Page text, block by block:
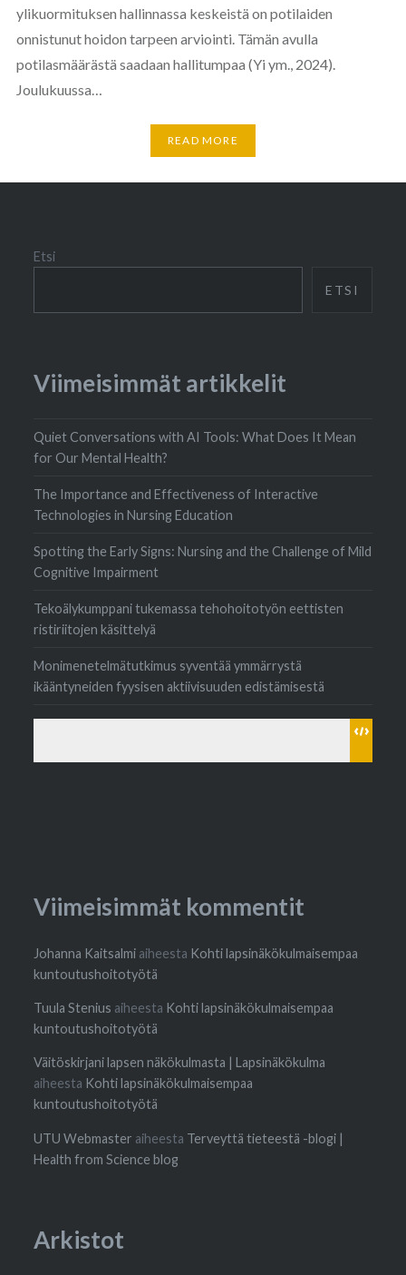
ylikuormituksen hallinnassa keskeistä on potilaiden
onnistunut hoidon tarpeen arviointi. Tämän avulla
potilasmäärästä saadaan hallitumpaa (Yi ym., 2024).
Joulukuussa…
READ MORE
Etsi
ETSI
Viimeisimmät artikkelit
Quiet Conversations with AI Tools: What Does It Mean
for Our Mental Health?
The Importance and Effectiveness of Interactive
Technologies in Nursing Education
Spotting the Early Signs: Nursing and the Challenge of Mild
Cognitive Impairment
Tekoälykumppani tukemassa tehohoitotyön eettisten
ristiriitojen käsittelyä
Monimenetelmätutkimus syventää ymmärrystä
ikääntyneiden fyysisen aktiivisuuden edistämisestä
Viimeisimmät kommentit
Johanna Kaitsalmi aiheesta Kohti lapsinäkökulmaisempaa
kuntoutushoitotyötä
Tuula Stenius aiheesta Kohti lapsinäkökulmaisempaa
kuntoutushoitotyötä
Väitöskirjani lapsen näkökulmasta | Lapsinäkökulma
aiheesta Kohti lapsinäkökulmaisempaa
kuntoutushoitotyötä
UTU Webmaster aiheesta Terveyttä tieteestä -blogi |
Health from Science blog
Arkistot